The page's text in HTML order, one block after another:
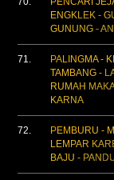
ENGKLEK -
GUNUNG -
71.
PALINGMA -
TAMBANG -
RUMAH
KARNA
72.
PEMBURU -
LEMPAR
BAJU -